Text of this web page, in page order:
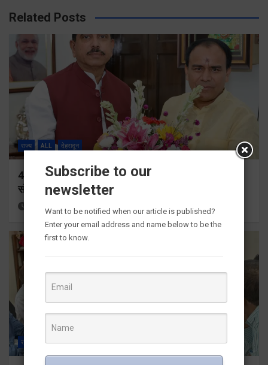
Related Posts
राज्य ALL देहरादून
459 करोड़ से एचएनबी गढ़वाल विश्वविद्यालय में अनुसंधान
संरचना होगी सुदृढ
12 hours ago Viri Gairola
राज्य ALL देहरादून
Subscribe to our
newsletter
Want to be notified when our article is published?
Enter your email address and name below to be the
first to know.